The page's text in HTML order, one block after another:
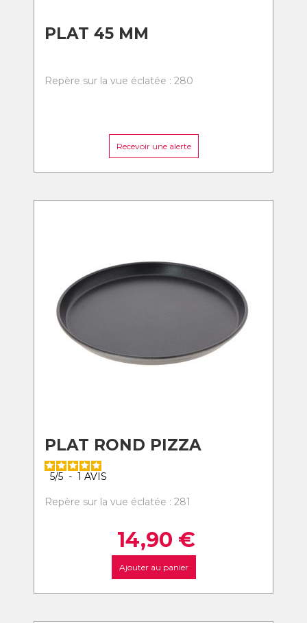
PLAT 45 MM
Repère sur la vue éclatée : 280
Recevoir une alerte
PLAT ROND PIZZA
5/5 - 1 AVIS
Repère sur la vue éclatée : 281
14,90 €
Ajouter au panier